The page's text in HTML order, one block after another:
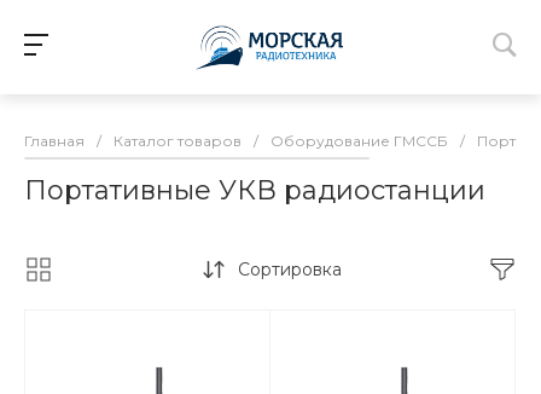
Главная / Каталог товаров / Оборудование ГМССБ /
Портативные УКВ радиостанции
Сортировка